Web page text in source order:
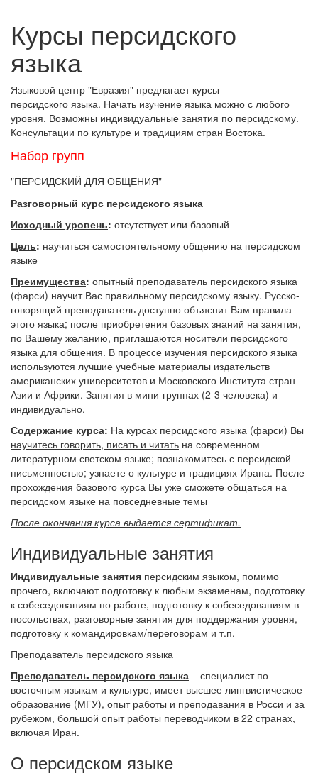
Курсы персидского
языка
Языковой центр "Евразия" предлагает курсы
персидского языка. Начать изучение языка можно с любого
уровня. Возможны индивидуальные занятия по персидскому.
Консультации по культуре и традициям стран Востока.
Набор групп
"ПЕРСИДСКИЙ ДЛЯ ОБЩЕНИЯ"
Разговорный курс персидского языка
Исходный уровень: отсутствует или базовый
Цель: научиться самостоятельному общению на персидском
языке
Преимущества: опытный преподаватель персидского языка
(фарси) научит Вас правильному персидскому языку. Русско-
говорящий преподаватель доступно объяснит Вам правила
этого языка; после приобретения базовых знаний на занятия,
по Вашему желанию, приглашаются носители персидского
языка для общения. В процессе изучения персидского языка
используются лучшие учебные материалы издательств
американских университетов и Московского Института стран
Азии и Африки. Занятия в мини-группах (2-3 человека) и
индивидуально.
Содержание курса: На курсах персидского языка (фарси) Вы
научитесь говорить, писать и читать на современном
литературном светском языке; познакомитесь с персидской
письменностью; узнаете о культуре и традициях Ирана. После
прохождения базового курса Вы уже сможете общаться на
персидском языке на повседневные темы
После окончания курса выдается сертификат.
Индивидуальные занятия
Индивидуальные занятия персидским языком, помимо
прочего, включают подготовку к любым экзаменам, подготовку
к собеседованиям по работе, подготовку к собеседованиям в
посольствах, разговорные занятия для поддержания уровня,
подготовку к командировкам/переговорам и т.п.
Преподаватель персидского языка
Преподаватель персидского языка – специалист по
восточным языкам и культуре, имеет высшее лингвистическое
образование (МГУ), опыт работы и преподавания в Росси и за
рубежом, большой опыт работы переводчиком в 22 странах,
включая Иран.
О персидском языке